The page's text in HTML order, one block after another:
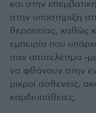
και στην
στην υποστήριξη
θεραπείας, καθώς
εμπειρία που
σαν αποτέλεσμα -
να φθάνουν στην
μικροί ασθενείς,
καρδιοπάθειες.